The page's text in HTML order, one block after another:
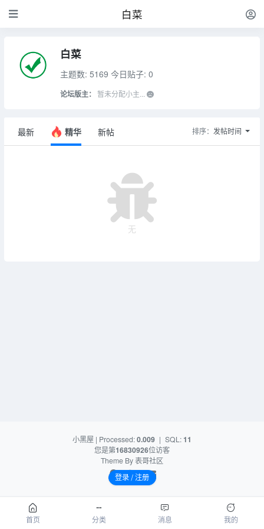
白菜
白菜
主题数: 5169 今日贴子: 0
论坛版主： 暂未分配小主...
最新 精华 新帖 排序： 发帖时间
无
小黑屋 | Processed:0.009 | SQL:11
您是第16830926位访客
Theme By表哥社区
首页 分类 消息 我的
登录 / 注册